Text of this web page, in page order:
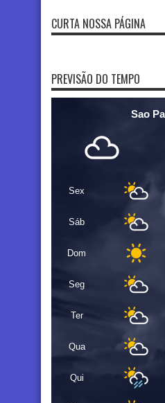
CURTA NOSSA PÁGINA
PREVISÃO DO TEMPO
Sao
Sex
Sáb
Dom
Seg
Ter
Qua
Qui